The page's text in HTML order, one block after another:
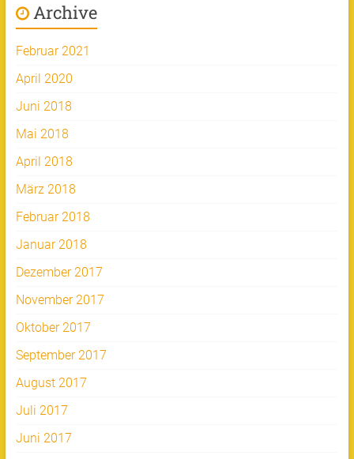
Archive
Februar 2021
April 2020
Juni 2018
Mai 2018
April 2018
März 2018
Februar 2018
Januar 2018
Dezember 2017
November 2017
Oktober 2017
September 2017
August 2017
Juli 2017
Juni 2017